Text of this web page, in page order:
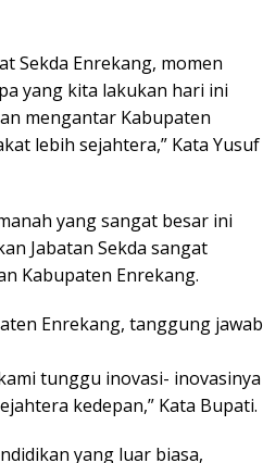
Sekda Enrekang, momen
yang kita lakukan hari ini
mengantar Kabupaten
lebih sejahtera,” Kata Yusuf
yang sangat besar ini
Jabatan Sekda sangat
Kabupaten Enrekang.
Enrekang, tanggung jawab
tunggu inovasi- inovasinya
kedepan,” Kata Bupati.
yang luar biasa,